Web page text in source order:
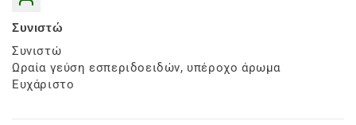
Συνιστώ
Συνιστώ
Ωραία γεύση εσπεριδοειδών, υπέροχο άρωμα
Ευχάριστο